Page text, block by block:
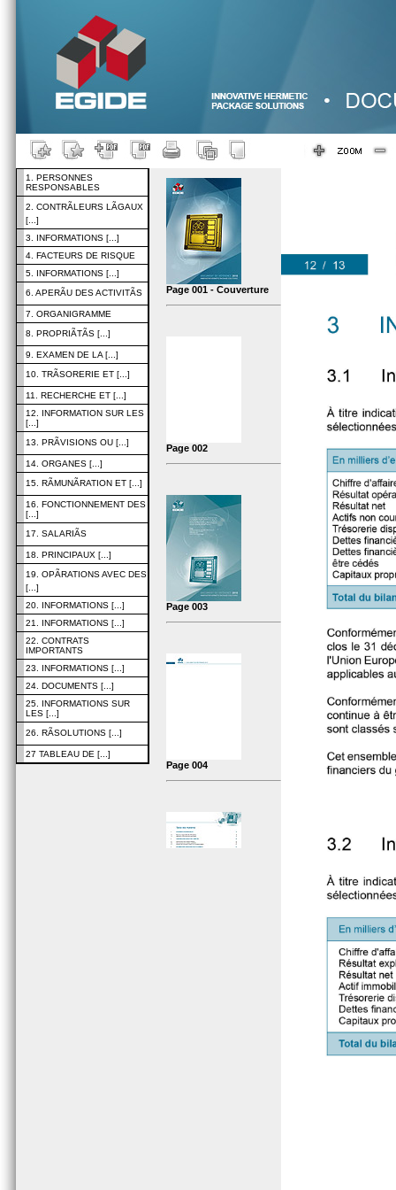
1. PERSONNES
RESPONSABLES
2. CONTRÃLEURS LÃGAUX
[...]
3. INFORMATIONS [...]
4. FACTEURS DE RISQUE
5. INFORMATIONS [...]
6. APERÃU DES ACTIVITÃS
7. ORGANIGRAMME
8. PROPRIÃTÃS [...]
9. EXAMEN DE LA [...]
10. TRÃSORERIE ET [...]
11. RECHERCHE ET [...]
12. INFORMATION SUR LES
[...]
13. PRÃVISIONS OU [...]
14. ORGANES [...]
15. RÃMUNÃRATION ET [...]
16. FONCTIONNEMENT DES
[...]
17. SALARIÃS
18. PRINCIPAUX [...]
19. OPÃRATIONS AVEC DES
[...]
20. INFORMATIONS [...]
21. INFORMATIONS [...]
22. CONTRATS
IMPORTANTS
23. INFORMATIONS [...]
24. DOCUMENTS [...]
25. INFORMATIONS SUR
LES [...]
26. RÃSOLUTIONS [...]
27 TABLEAU DE [...]
Page 001 - Couverture
Page 002
Page 003
Page 004